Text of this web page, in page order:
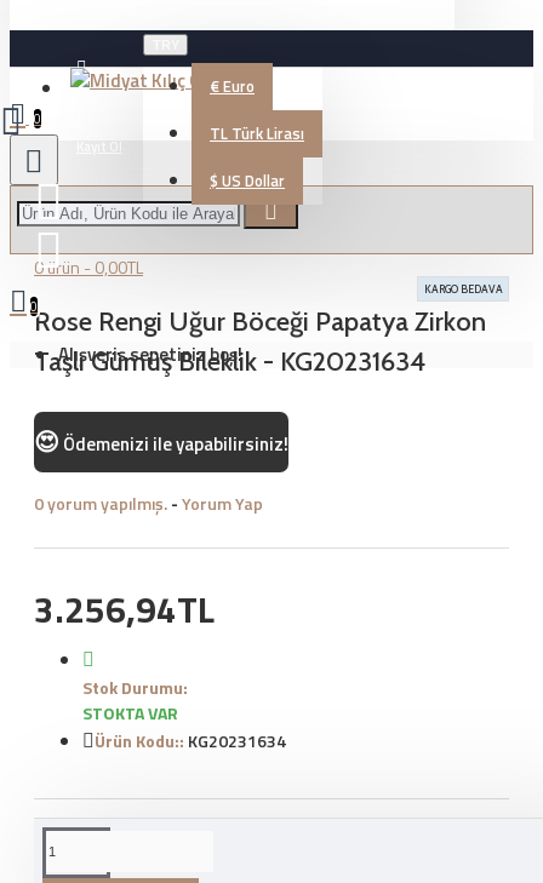
Üye Girişi €Euro
TL Türk Lirası
$ US Dollar
0
0 ürün - 0,00TL
0
Alışveriş sepetiniz boş!
KARGO BEDAVA
Rose Rengi Uğur Böceği Papatya Zirkon
Taşlı Gümüş Bileklik - KG20231634
😍 Ödemenizi ile yapabilirsiniz!
0 yorum yapılmış.-Yorum Yap
3.256,94TL
Stok Durumu:
STOKTA VAR
Ürün Kodu:: KG20231634
VER